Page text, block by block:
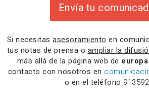
Envía tu
Si necesitas asesoramiento en
tus notas de prensa o ampliar la
más allá de la página web de europa
contacto con nosotros en
o en el teléfono